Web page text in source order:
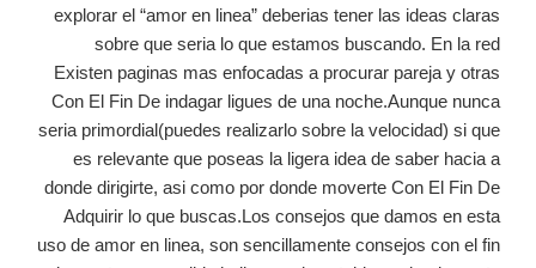
explorar el “amor en linea” deberias tener las ideas claras
sobre que seri­a lo que estamos buscando. En la red
Existen paginas mas enfocadas a procurar pareja y otras
Con El Fin De indagar ligues de una noche.Aunque nunca
seri­a primordial(puedes realizarlo sobre la velocidad) si que
es relevante que poseas la ligera idea de saber hacia a
donde dirigirte, asi­ como por donde moverte Con El Fin De
Adquirir lo que buscas.Los consejos que damos en esta
uso de amor en linea, son sencillamente consejos con el fin